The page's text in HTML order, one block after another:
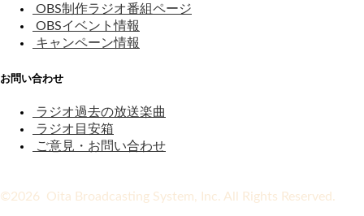
OBS制作ラジオ番組ページ
OBSイベント情報
キャンペーン情報
お問い合わせ
ラジオ過去の放送楽曲
ラジオ目安箱
ご意見・お問い合わせ
©2026 Oita Broadcasting System, Inc. All Rights Reserved.